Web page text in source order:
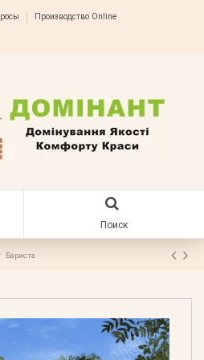
Производство Online
Поиск
Бариста